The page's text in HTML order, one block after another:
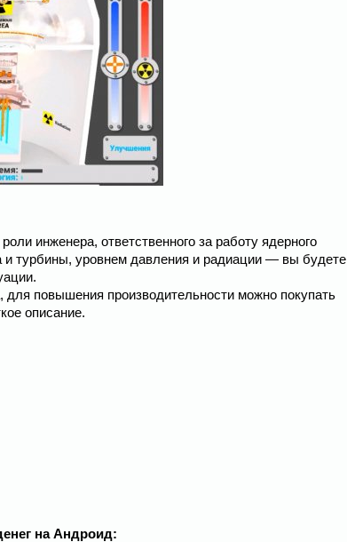
инженера, ответственного за работу ядерного
и турбины, уровнем давления и радиации — вы будете
повышения производительности можно покупать
описание.
на Андроид: